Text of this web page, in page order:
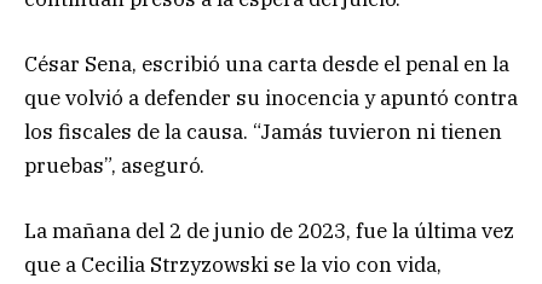
César Sena, escribió una carta desde el penal en la
que volvió a defender su inocencia y apuntó contra
los fiscales de la causa. “Jamás tuvieron ni tienen
pruebas”, aseguró.
La mañana del 2 de junio de 2023, fue la última vez
que a Cecilia Strzyzowski se la vio con vida,